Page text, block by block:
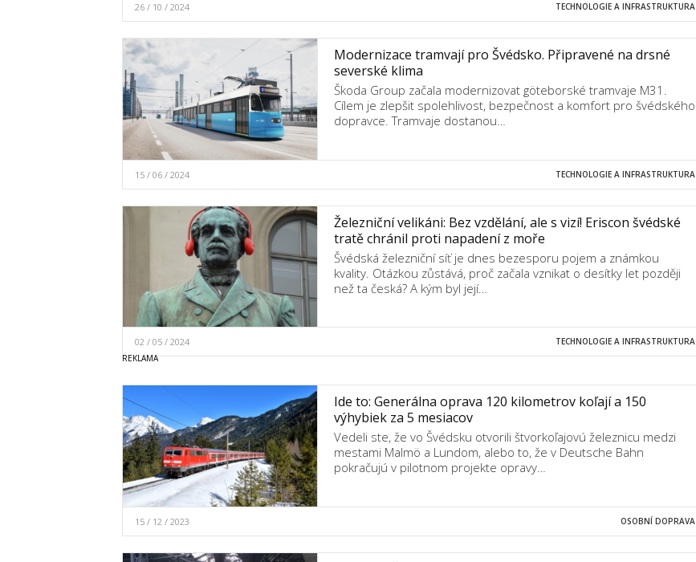
26 / 10 / 2024 TECHNOLOGIE A INFRASTRUKTURA
Modernizace tramvají pro Švédsko. Připravené na drsné
severské klima
Škoda Group začala modernizovat göteborské tramvaje M31.
Cílem je zlepšit spolehlivost, bezpečnost a komfort pro švédského
dopravce. Tramvaje dostanou…
15 / 06 / 2024 TECHNOLOGIE A INFRASTRUKTURA
Železniční velikáni: Bez vzdělání, ale s vizí! Eriscon švédské
tratě chránil proti napadení z moře
Švédská železniční síť je dnes bezesporu pojem a známkou
kvality. Otázkou zůstává, proč začala vznikat o desítky let později
než ta česká? A kým byl její…
02 / 05 / 2024 TECHNOLOGIE A INFRASTRUKTURA
Ide to: Generálna oprava 120 kilometrov koľají a 150
výhybiek za 5 mesiacov
Vedeli ste, že vo Švédsku otvorili štvorkoľajovú železnicu medzi
mestami Malmö a Lundom, alebo to, že v Deutsche Bahn
pokračujú v pilotnom projekte opravy…
15 / 12 / 2023 OSOBNÍ DOPRAVA